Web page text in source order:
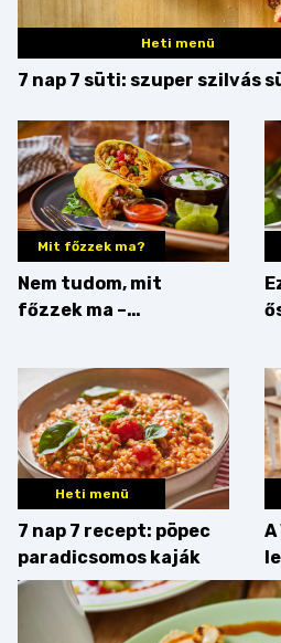
Heti menü
7 nap 7 süti: szuper szilvás
Mit főzzek ma?
Nem tudom, mit
főzzek ma –
Heti menü
7 nap 7 recept: pöpec
paradicsomos kaják